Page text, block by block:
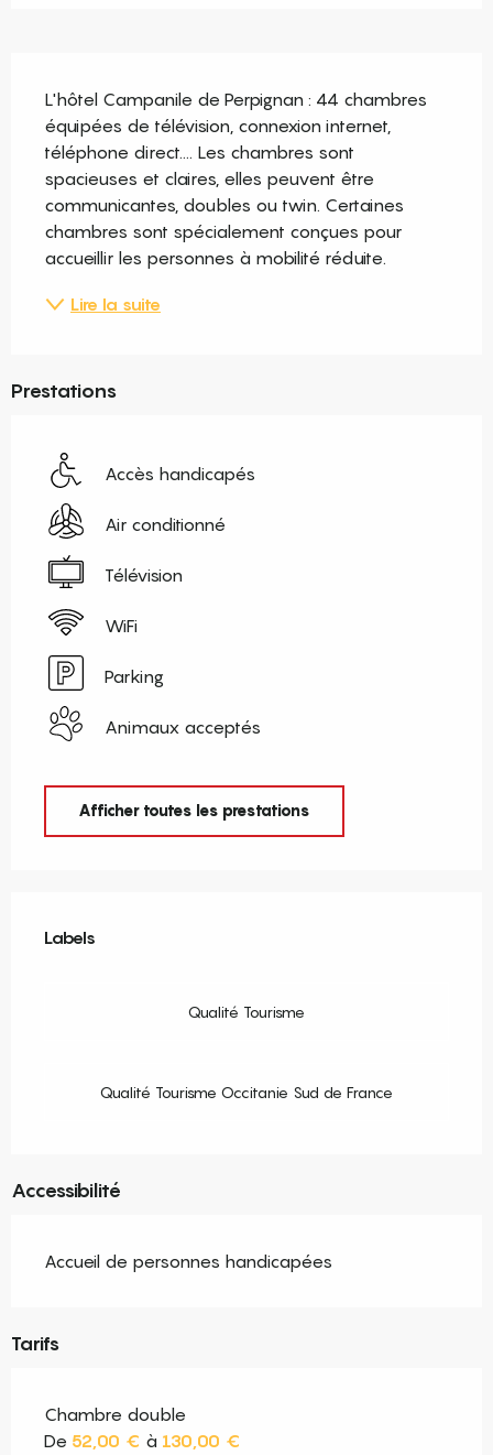
L'hôtel Campanile de Perpignan : 44 chambres
équipées de télévision, connexion internet,
téléphone direct.... Les chambres sont
spacieuses et claires, elles peuvent être
communicantes, doubles ou twin. Certaines
chambres sont spécialement conçues pour
accueillir les personnes à mobilité réduite.
Lire la suite
Prestations
Accès handicapés
Air conditionné
Télévision
WiFi
Parking
Animaux acceptés
Afficher toutes les prestations
Labels
Labels
Qualité Tourisme
Qualité Tourisme Occitanie Sud de France
Accessibilité
Accueil de personnes handicapées
Tarifs
Chambre double
De 52,00 € à 130,00 €